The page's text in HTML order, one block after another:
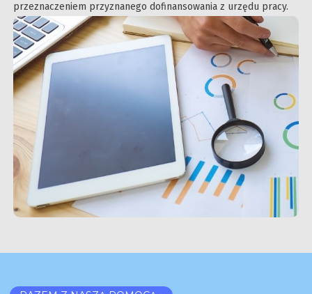
przeznaczeniem przyznanego dofinansowania z urzędu pracy.